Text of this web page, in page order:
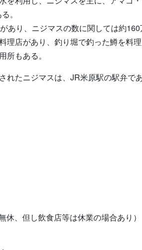
。
あり、ニジマスの数に関しては約160
理店があり、釣り堀で釣った鱒を料
所もある。
れたニジマスは、JR米原駅の駅弁で
休、但し飲食店等は休業の場合あり）